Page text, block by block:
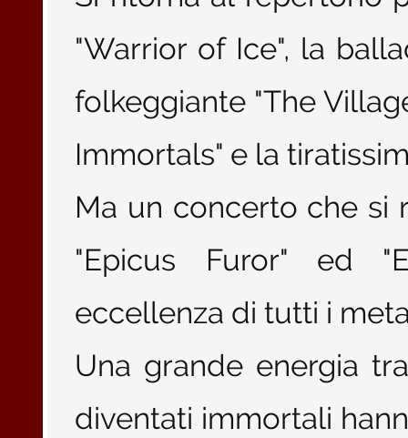
"Warrior of Ice", la
folkeggiante "The
Immortals" e la
Ma un concerto che si
"Epicus Furor" ed
eccellenza di tutti i
Una grande energia
diventati immortali